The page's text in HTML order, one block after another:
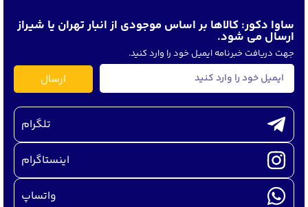
ساوا دکور: کالاها بر اساس موجودی از انبار تهران یا شیراز
ارسال می شود.
جهت دریافت خبرنامه ایمیل خود را وارد کنید.
ارسال
تلگرام
اینستاگرام
واتساپ